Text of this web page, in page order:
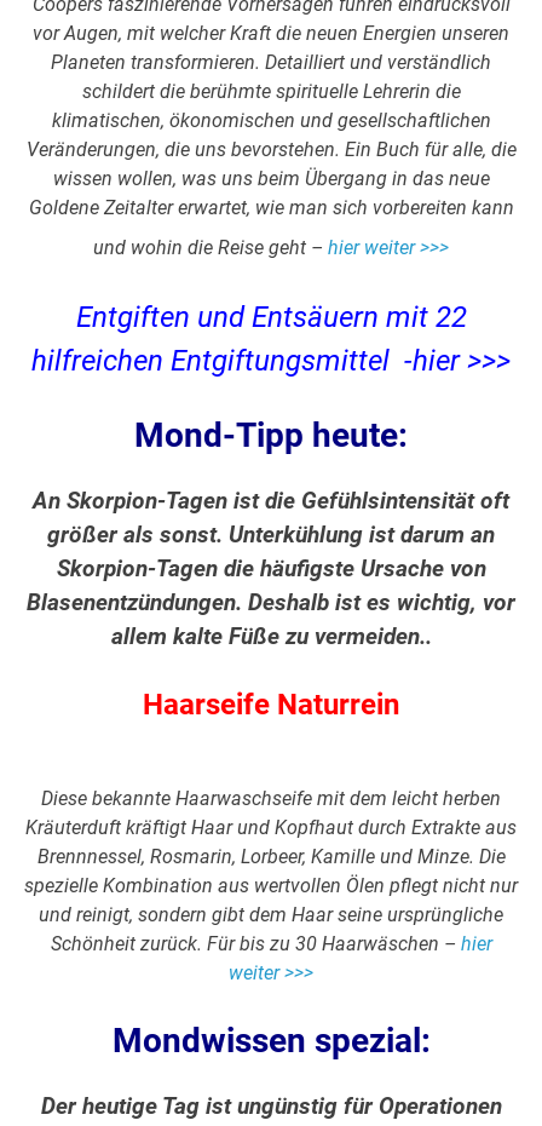
vor Augen, mit welcher Kraft die neuen Energien unseren
Planeten transformieren. Detailliert und verständlich
schildert die berühmte spirituelle Lehrerin die
klimatischen, ökonomischen und gesellschaftlichen
Veränderungen, die uns bevorstehen. Ein Buch für alle, die
wissen wollen, was uns beim Übergang in das neue
Goldene Zeitalter erwartet, wie man sich vorbereiten kann
und wohin die Reise geht – hier weiter >>>
Entgiften und Entsäuern mit 22
hilfreichen Entgiftungsmittel -hier >>>
Mond-Tipp heute:
An Skorpion-Tagen ist die Gefühlsintensität oft
größer als sonst. Unterkühlung ist darum an
Skorpion-Tagen die häufigste Ursache von
Blasenentzündungen. Deshalb ist es wichtig, vor
allem kalte Füße zu vermeiden..
Haarseife Naturrein
Diese bekannte Haarwaschseife mit dem leicht herben
Kräuterduft kräftigt Haar und Kopfhaut durch Extrakte aus
Brennnessel, Rosmarin, Lorbeer, Kamille und Minze. Die
spezielle Kombination aus wertvollen Ölen pflegt nicht nur
und reinigt, sondern gibt dem Haar seine ursprüngliche
Schönheit zurück. Für bis zu 30 Haarwäschen – hier
weiter >>>
Mondwissen spezial:
Der heutige Tag ist ungünstig für Operationen